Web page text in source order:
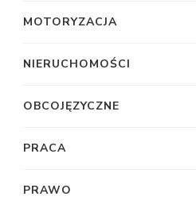
MOTORYZACJA
NIERUCHOMOŚCI
OBCOJĘZYCZNE
PRACA
PRAWO